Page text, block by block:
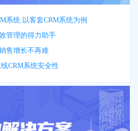
系统:以客套CRM系统为例
管理的得力助手
售增长不再难
CRM系统安全性